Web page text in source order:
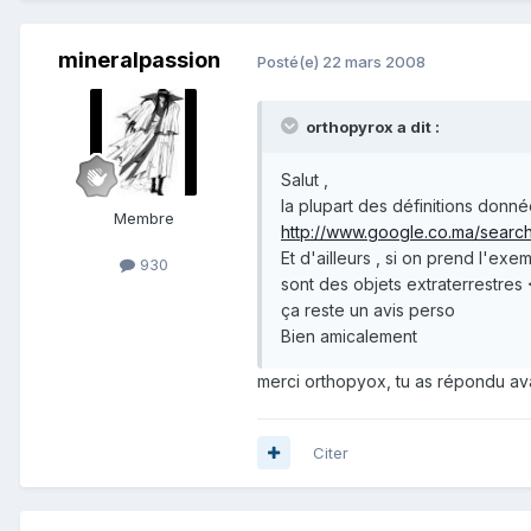
mineralpassion
Membre
930
Posté(e) 22 mars 2008
orthopyrox a dit :
Salut ,
la plupart des définitions
http://www.google.co.ma/
Et d'ailleurs , si on prend
sont des objets extraterrestres
ça reste un avis perso
Bien amicalement
merci orthopyox, tu as répondu
Citer